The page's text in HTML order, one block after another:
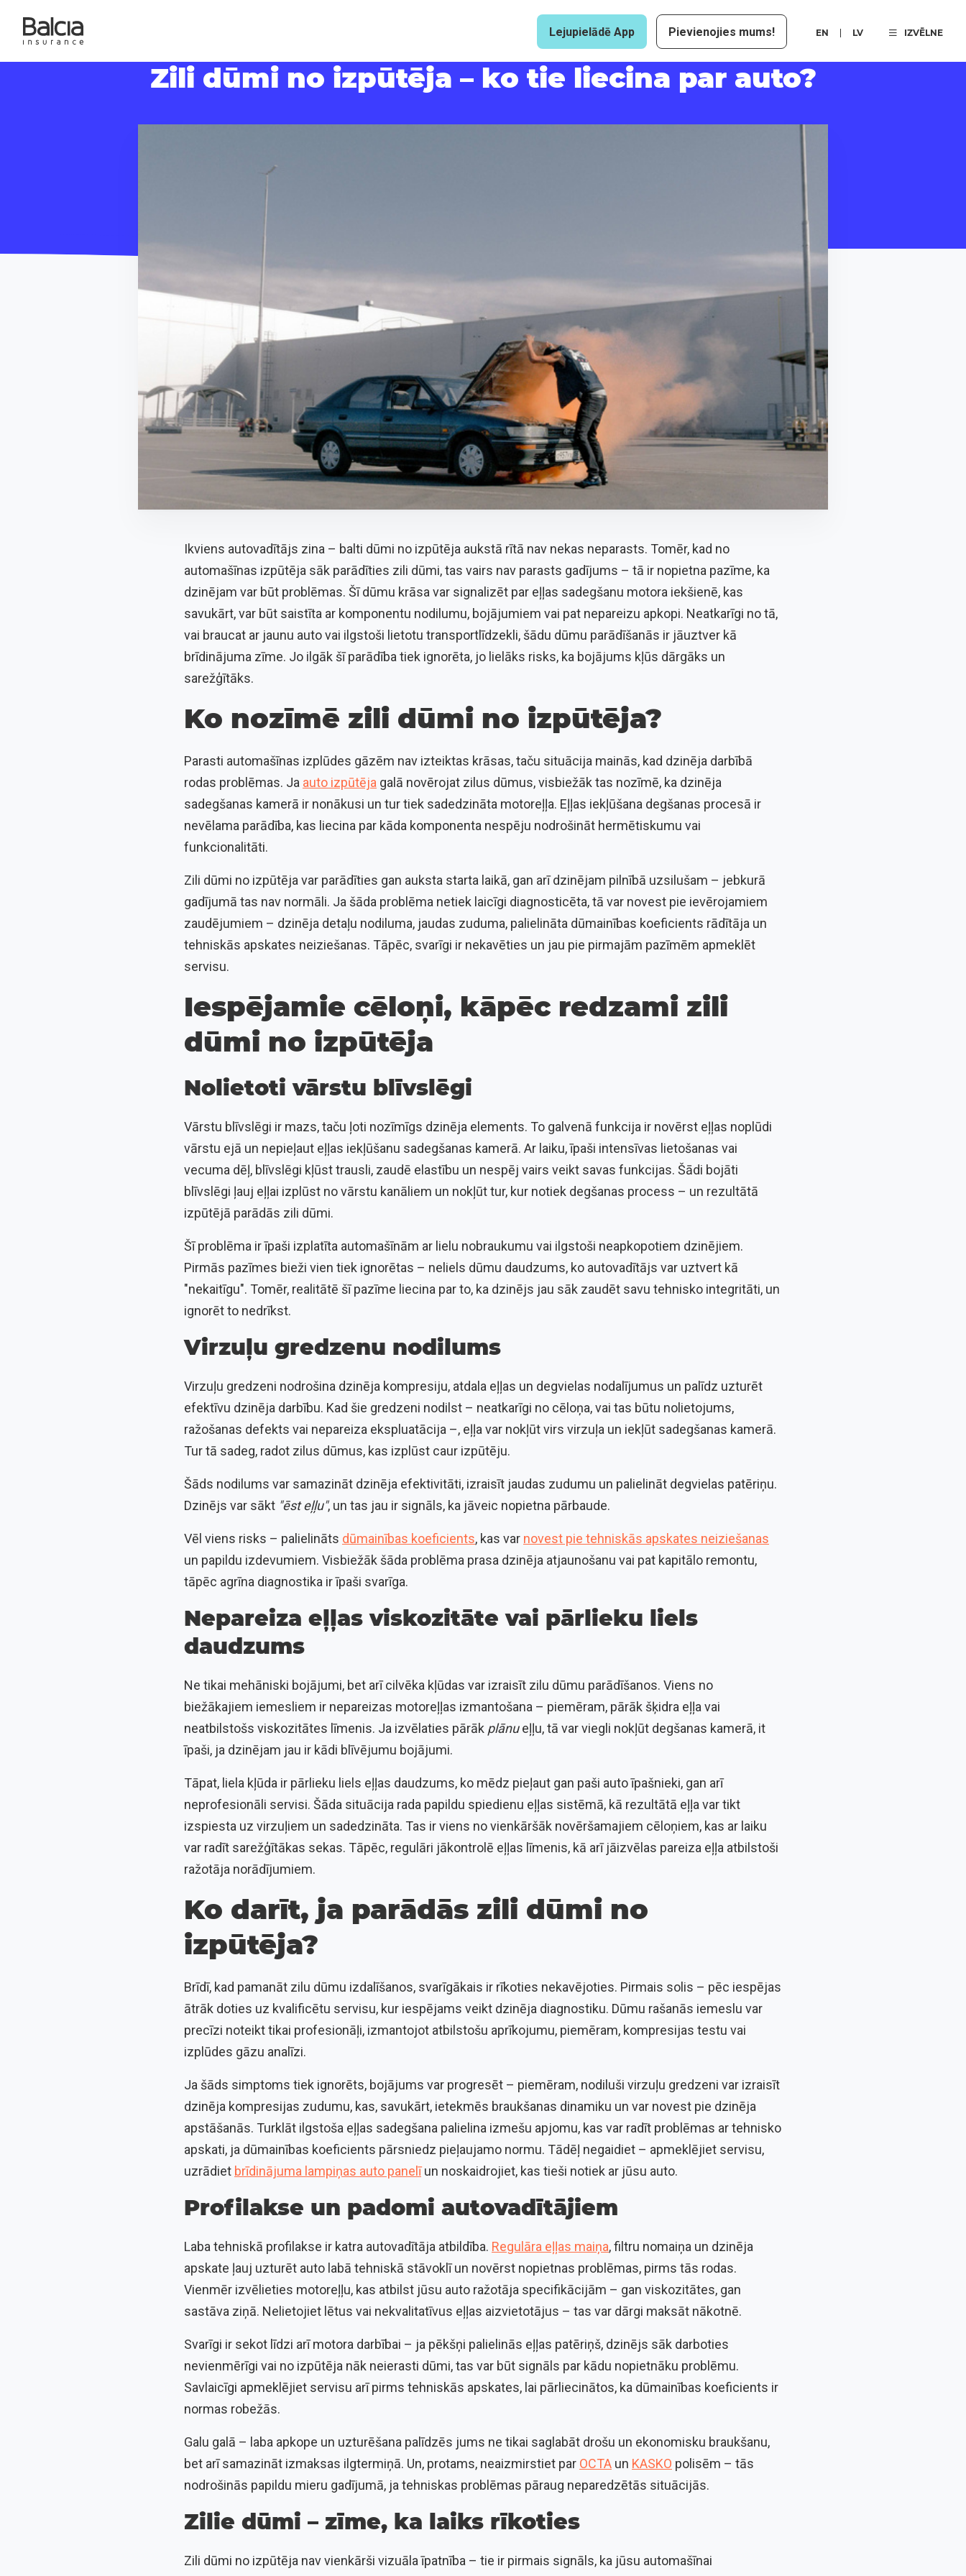
Lejupielādē App Pievienojies mums! EN LV IZVĒLNE
Zili dūmi no izpūtēja – ko tie liecina par auto?
Ikviens autovadītājs zina – balti dūmi no izpūtēja aukstā rītā nav nekas neparasts. Tomēr, kad no
automašīnas izpūtēja sāk parādīties zili dūmi, tas vairs nav parasts gadījums – tā ir nopietna pazīme, ka
dzinējam var būt problēmas. Šī dūmu krāsa var signalizēt par eļļas sadegšanu motora iekšienē, kas
savukārt, var būt saistīta ar komponentu nodilumu, bojājumiem vai pat nepareizu apkopi. Neatkarīgi no tā,
vai braucat ar jaunu auto vai ilgstoši lietotu transportlīdzekli, šādu dūmu parādīšanās ir jāuztver kā
brīdinājuma zīme. Jo ilgāk šī parādība tiek ignorēta, jo lielāks risks, ka bojājums kļūs dārgāks un
sarežģītāks.
Ko nozīmē zili dūmi no izpūtēja?
Parasti automašīnas izplūdes gāzēm nav izteiktas krāsas, taču situācija mainās, kad dzinēja darbībā
rodas problēmas. Ja auto izpūtēja galā novērojat zilus dūmus, visbiežāk tas nozīmē, ka dzinēja
sadegšanas kamerā ir nonākusi un tur tiek sadedzināta motoreļļa. Eļļas iekļūšana degšanas procesā ir
nevēlama parādība, kas liecina par kāda komponenta nespēju nodrošināt hermētiskumu vai
funkcionalitāti.
Zili dūmi no izpūtēja var parādīties gan auksta starta laikā, gan arī dzinējam pilnībā uzsilušam – jebkurā
gadījumā tas nav normāli. Ja šāda problēma netiek laicīgi diagnosticēta, tā var novest pie ievērojamiem
zaudējumiem – dzinēja detaļu nodiluma, jaudas zuduma, palielināta dūmainības koeficients rādītāja un
tehniskās apskates neiziešanas. Tāpēc, svarīgi ir nekavēties un jau pie pirmajām pazīmēm apmeklēt
servisu.
Iespējamie cēloņi, kāpēc redzami zili
dūmi no izpūtēja
Nolietoti vārstu blīvslēgi
Vārstu blīvslēgi ir mazs, taču ļoti nozīmīgs dzinēja elements. To galvenā funkcija ir novērst eļļas noplūdi
vārstu ejā un nepieļaut eļļas iekļūšanu sadegšanas kamerā. Ar laiku, īpaši intensīvas lietošanas vai
vecuma dēļ, blīvslēgi kļūst trausli, zaudē elastību un nespēj vairs veikt savas funkcijas. Šādi bojāti
blīvslēgi ļauj eļļai izplūst no vārstu kanāliem un nokļūt tur, kur notiek degšanas process – un rezultātā
izpūtējā parādās zili dūmi.
Šī problēma ir īpaši izplatīta automašīnām ar lielu nobraukumu vai ilgstoši neapkopotiem dzinējiem.
Pirmās pazīmes bieži vien tiek ignorētas – neliels dūmu daudzums, ko autovadītājs var uztvert kā
"nekaitīgu". Tomēr, realitātē šī pazīme liecina par to, ka dzinējs jau sāk zaudēt savu tehnisko integritāti, un
ignorēt to nedrīkst.
Virzuļu gredzenu nodilums
Virzuļu gredzeni nodrošina dzinēja kompresiju, atdala eļļas un degvielas nodalījumus un palīdz uzturēt
efektīvu dzinēja darbību. Kad šie gredzeni nodilst – neatkarīgi no cēloņa, vai tas būtu nolietojums,
ražošanas defekts vai nepareiza ekspluatācija –, eļļa var nokļūt virs virzuļa un iekļūt sadegšanas kamerā.
Tur tā sadeg, radot zilus dūmus, kas izplūst caur izpūtēju.
Šāds nodilums var samazināt dzinēja efektivitāti, izraisīt jaudas zudumu un palielināt degvielas patēriņu.
Dzinējs var sākt "ēst eļļu", un tas jau ir signāls, ka jāveic nopietna pārbaude.
Vēl viens risks – palielināts dūmainības koeficients, kas var novest pie tehniskās apskates neiziešanas
un papildu izdevumiem. Visbiežāk šāda problēma prasa dzinēja atjaunošanu vai pat kapitālo remontu,
tāpēc agrīna diagnostika ir īpaši svarīga.
Nepareiza eļļas viskozitāte vai pārlieku liels
daudzums
Ne tikai mehāniski bojājumi, bet arī cilvēka kļūdas var izraisīt zilu dūmu parādīšanos. Viens no
biežākajiem iemesliem ir nepareizas motoreļļas izmantošana – piemēram, pārāk šķidra eļļa vai
neatbilstošs viskozitātes līmenis. Ja izvēlaties pārāk plānueļļu, tā var viegli nokļūt degšanas kamerā, it
īpaši, ja dzinējam jau ir kādi blīvējumu bojājumi.
Tāpat, liela kļūda ir pārlieku liels eļļas daudzums, ko mēdz pieļaut gan paši auto īpašnieki, gan arī
neprofesionāli servisi. Šāda situācija rada papildu spiedienu eļļas sistēmā, kā rezultātā eļļa var tikt
izspiesta uz virzuļiem un sadedzināta. Tas ir viens no vienkāršāk novēršamajiem cēloņiem, kas ar laiku
var radīt sarežģītākas sekas. Tāpēc, regulāri jākontrolē eļļas līmenis, kā arī jāizvēlas pareiza eļļa atbilstoši
ražotāja norādījumiem.
Ko darīt, ja parādās zili dūmi no
izpūtēja?
Brīdī, kad pamanāt zilu dūmu izdalīšanos, svarīgākais ir rīkoties nekavējoties. Pirmais solis – pēc iespējas
ātrāk doties uz kvalificētu servisu, kur iespējams veikt dzinēja diagnostiku. Dūmu rašanās iemeslu var
precīzi noteikt tikai profesionāļi, izmantojot atbilstošu aprīkojumu, piemēram, kompresijas testu vai
izplūdes gāzu analīzi.
Ja šāds simptoms tiek ignorēts, bojājums var progresēt – piemēram, nodiluši virzuļu gredzeni var izraisīt
dzinēja kompresijas zudumu, kas, savukārt, ietekmēs braukšanas dinamiku un var novest pie dzinēja
apstāšanās. Turklāt ilgstoša eļļas sadegšana palielina izmešu apjomu, kas var radīt problēmas ar tehnisko
apskati, ja dūmainības koeficients pārsniedz pieļaujamo normu. Tādēļ negaidiet – apmeklējiet servisu,
uzrādiet brīdinājuma lampiņas auto panelīun noskaidrojiet, kas tieši notiek ar jūsu auto.
Profilakse un padomi autovadītājiem
Laba tehniskā profilakse ir katra autovadītāja atbildība. Regulāra eļļas maiņa, filtru nomaiņa un dzinēja
apskate ļauj uzturēt auto labā tehniskā stāvoklī un novērst nopietnas problēmas, pirms tās rodas.
Vienmēr izvēlieties motoreļļu, kas atbilst jūsu auto ražotāja specifikācijām – gan viskozitātes, gan
sastāva ziņā. Nelietojiet lētus vai nekvalitatīvus eļļas aizvietotājus – tas var dārgi maksāt nākotnē.
Svarīgi ir sekot līdzi arī motora darbībai – ja pēkšņi palielinās eļļas patēriņš, dzinējs sāk darboties
nevienmērīgi vai no izpūtēja nāk neierasti dūmi, tas var būt signāls par kādu nopietnāku problēmu.
Savlaicīgi apmeklējiet servisu arī pirms tehniskās apskates, lai pārliecinātos, ka dūmainības koeficients ir
normas robežās.
Galu galā – laba apkope un uzturēšana palīdzēs jums ne tikai saglabāt drošu un ekonomisku braukšanu,
bet arī samazināt izmaksas ilgtermiņā. Un, protams, neaizmirstiet par OCTA un KASKO polisēm – tās
nodrošinās papildu mieru gadījumā, ja tehniskas problēmas pāraug neparedzētās situācijās.
Zilie dūmi – zīme, ka laiks rīkoties
Zili dūmi no izpūtēja nav vienkārši vizuāla īpatnība – tie ir pirmais signāls, ka jūsu automašīnai